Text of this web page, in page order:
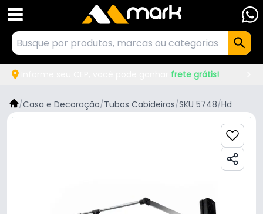
frete grátis!
/Casa e Decoração/Tubos Cabideiros/SKU 5748/Hd